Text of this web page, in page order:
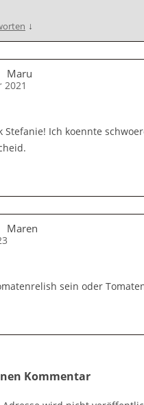
↓
Maru
2021
Stefanie! Ich koennte
Maren
sein oder
Kommentar